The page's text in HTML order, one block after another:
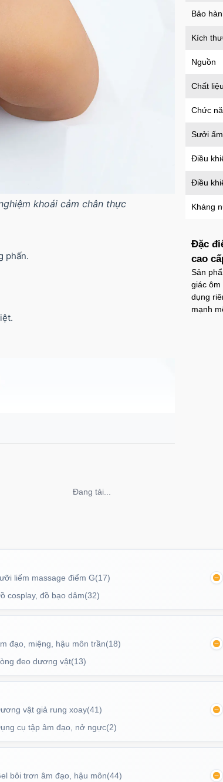
Bảo
Kích
Nguồn
Chất liệu
Chức
Sưởi ấm
Điều
Điều
Kháng
Đặc
cao
Sản
giác ôm
dụng
mạnh
khoái cảm chân thực
phấn.
Không thể tải nội dung
liếm massage điểm G(17)
cosplay, đồ bạo dâm(32)
đạo, miệng, hậu môn trần(18)
đeo dương vật(13)
vật giả rung xoay(41)
cụ tập âm đạo, nở ngực(2)
bôi trơn âm đạo, hậu môn(44)